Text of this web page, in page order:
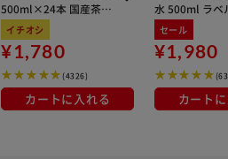
500ml×24本 国産茶葉
100％使用
イチオシ
¥1,780
(4326)
カートに入れる
水 500ml ラベ
セール
¥1,980
カート